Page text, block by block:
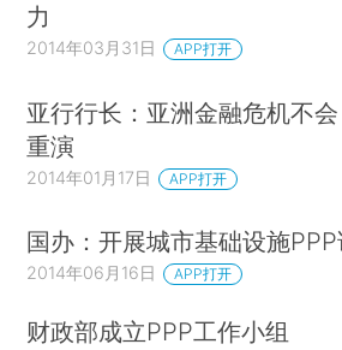
力
2014年03月31日 APP打开
亚行行长：亚洲金融危机不会
重演
2014年01月17日 APP打开
国办：开展城市基础设施PPP
2014年06月16日 APP打开
财政部成立PPP工作小组